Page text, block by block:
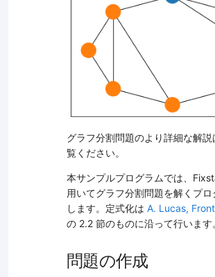
グラフ分割問題のより詳細な解説
覧ください。
本サンプルプログラムでは、
用いてグラフ分割問題を解くプ
します。定式化は A. Lucas,
の 2.2 節のものに沿って行います
問題の作成